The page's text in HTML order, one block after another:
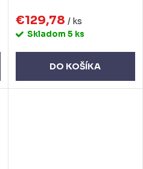
€129,78 / ks
Skladom 5 ks
DO KOŠÍKA